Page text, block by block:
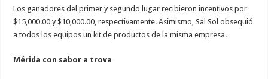
Los ganadores del primer y segundo lugar recibieron incentivos por
$15,000.00 y $10,000.00, respectivamente. Asimismo, Sal Sol obsequió
a todos los equipos un kit de productos de la misma empresa.
Mérida con sabor a trova